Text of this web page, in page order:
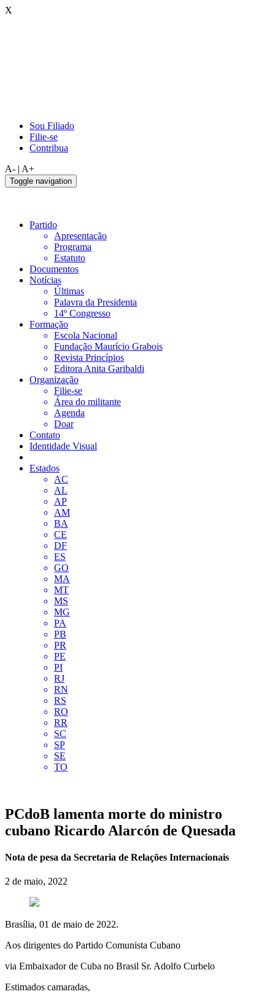
X
Sou Filiado
Filie-se
Contribua
A- | A+
Toggle navigation
Partido
Apresentação
Programa
Estatuto
Documentos
Notícias
Últimas
Palavra da Presidenta
14º Congresso
Formação
Escola Nacional
Fundação Maurício Grabois
Revista Princípios
Editora Anita Garibaldi
Organização
Filie-se
Área do militante
Agenda
Doar
Contato
Identidade Visual
Estados
AC
AL
AP
AM
BA
CE
DF
ES
GO
MA
MT
MS
MG
PA
PB
PR
PE
PI
RJ
RN
RS
RO
RR
SC
SP
SE
TO
PCdoB lamenta morte do ministro
cubano Ricardo Alarcón de Quesada
Nota de pesa da Secretaria de Relações Internacionais
2 de maio, 2022
Brasília, 01 de maio de 2022.
Aos dirigentes do Partido Comunista Cubano
via Embaixador de Cuba no Brasil Sr. Adolfo Curbelo
Estimados camaradas,